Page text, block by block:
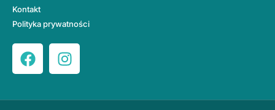
Kontakt
Polityka prywatności